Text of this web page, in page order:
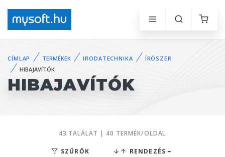
CÍMLAP TERMÉKEK IRODATECHNIKA
ÍRÓSZER
HIBAJAVÍTÓK
HIBAJAVÍTÓK
43 TALÁLAT | 40 TERMÉK/OLDAL
SZŰRŐK RENDEZÉS